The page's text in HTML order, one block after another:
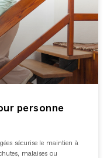
personne
sécurise le maintien à
malaises ou